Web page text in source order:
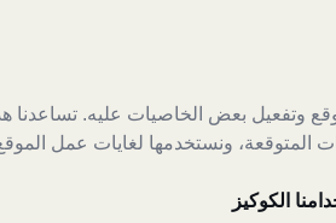
وتفعيل بعض الخاصيات عليه. تساعدنا
المتوقعة، ونستخدمها لغايات عمل
الكوكيز